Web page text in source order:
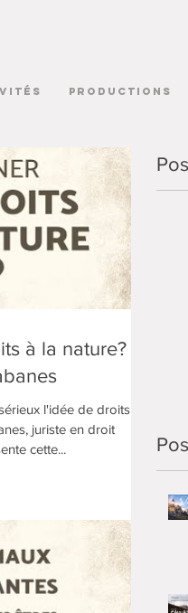
PRODUCTIONS
à la nature?
l'idée de droits de
juriste en droit
cette...